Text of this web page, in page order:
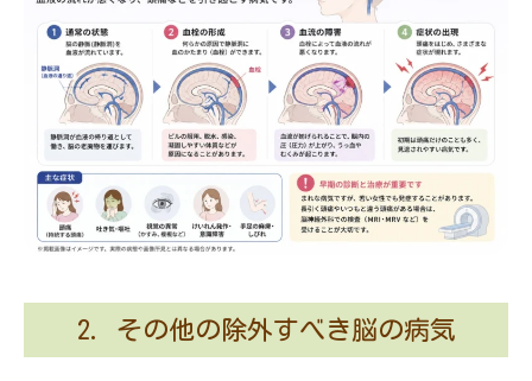
2. その他の除外すべき脳の病気